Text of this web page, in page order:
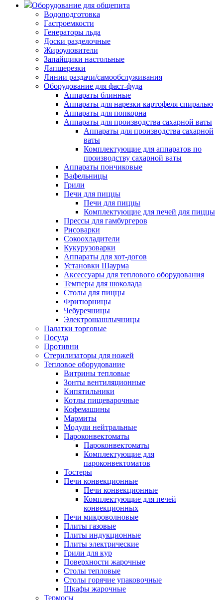
Оборудование для общепита
Водоподготовка
Гастроемкости
Генераторы льда
Доски разделочные
Жироуловители
Запайщики настольные
Лапшерезки
Линии раздачи/самообслуживания
Оборудование для фаст-фуда
Аппараты блинные
Аппараты для нарезки картофеля спиралью
Аппараты для попкорна
Аппараты для производства сахарной ваты
Аппараты для производства сахарной
ваты
Комплектующие для аппаратов по
производству сахарной ваты
Аппараты пончиковые
Вафельницы
Грили
Печи для пиццы
Печи для пиццы
Комплектующие для печей для пиццы
Прессы для гамбургеров
Рисоварки
Сокоохладители
Кукурузоварки
Аппараты для хот-догов
Установки Шаурма
Аксессуары для теплового оборудования
Темперы для шоколада
Столы для пиццы
Фритюрницы
Чебуречницы
Электрошашлычницы
Палатки торговые
Посуда
Противни
Стерилизаторы для ножей
Тепловое оборудование
Витрины тепловые
Зонты вентиляционные
Кипятильники
Котлы пищеварочные
Кофемашины
Мармиты
Модули нейтральные
Пароконвектоматы
Пароконвектоматы
Комплектующие для
пароконвектоматов
Тостеры
Печи конвекционные
Печи конвекционные
Комплектующие для печей
конвекционных
Печи микроволновые
Плиты газовые
Плиты индукционные
Плиты электрические
Грили для кур
Поверхности жарочные
Столы тепловые
Столы горячие упаковочные
Шкафы жарочные
Термосы